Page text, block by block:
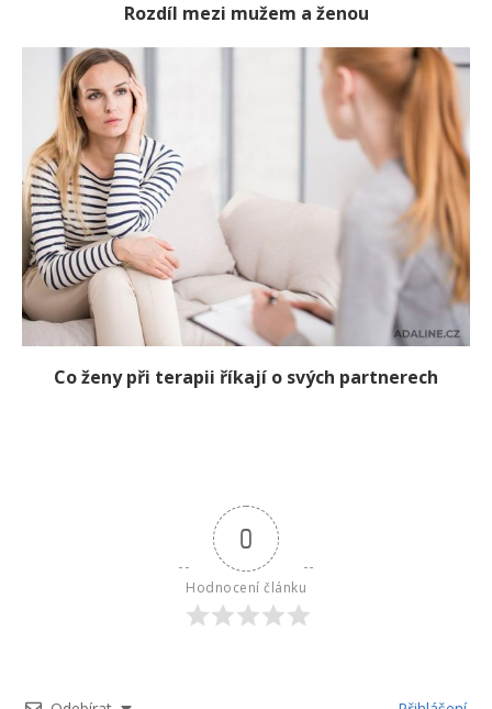
Rozdíl mezi mužem a ženou
Co ženy při terapii říkají o svých partnerech
0
Hodnocení článku